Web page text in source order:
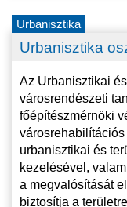
Urbanisztika
Urbanisztika
Az Urbanisztikai
városrendészeti
főépítészmérnöki
urbanisztikai és
kezelésével,
a megvalósítását
biztosítja a